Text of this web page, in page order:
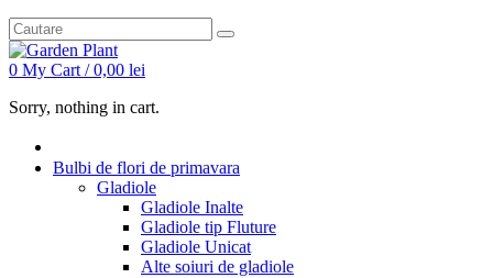
0 My Cart /0,00 lei
Sorry, nothing in cart.
Bulbi de flori de primavara
Gladiole
Gladiole Inalte
Gladiole tip Fluture
Gladiole Unicat
Alte soiuri de gladiole